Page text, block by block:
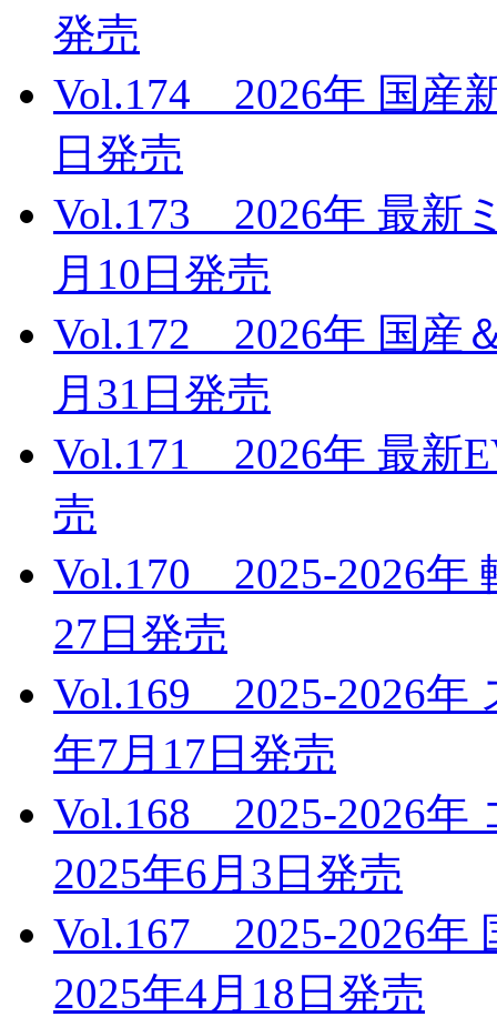
発売
Vol.174 2026年 国産
日発売
Vol.173 2026年 最新
月10日発売
Vol.172 2026年 国産
月31日発売
Vol.171 2026年 最新
売
Vol.170 2025-2026年
27日発売
Vol.169 2025-2026
年7月17日発売
Vol.168 2025-2026
2025年6月3日発売
Vol.167 2025-2026
2025年4月18日発売